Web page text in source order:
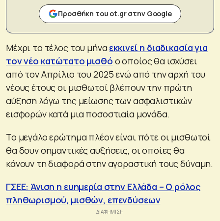
Προσθήκη του ot.gr στην Google
Μέχρι το τέλος του μήναεκκινεί η διαδικασία για
τον νέο κατώτατο μισθό ο οποίος θα ισχύσει
από τον Απρίλιο του 2025 ενώ από την αρχή του
νέους έτους οι μισθωτοί βλέπουν την πρώτη
αύξηση λόγω της μείωσης των ασφαλιστικών
εισφορών κατά μια ποσοστιαία μονάδα.
Το μεγάλο ερώτημα πλέον είναι πότε οι μισθωτοί
θα δουν σημαντικές αυξήσεις, οι οποίες θα
κάνουν τη διαφορά στην αγοραστική τους δύναμη.
ΓΣΕΕ: Άνιση η ευημερία στην Ελλάδα – Ο ρόλος
πληθωρισμού, μισθών, επενδύσεων